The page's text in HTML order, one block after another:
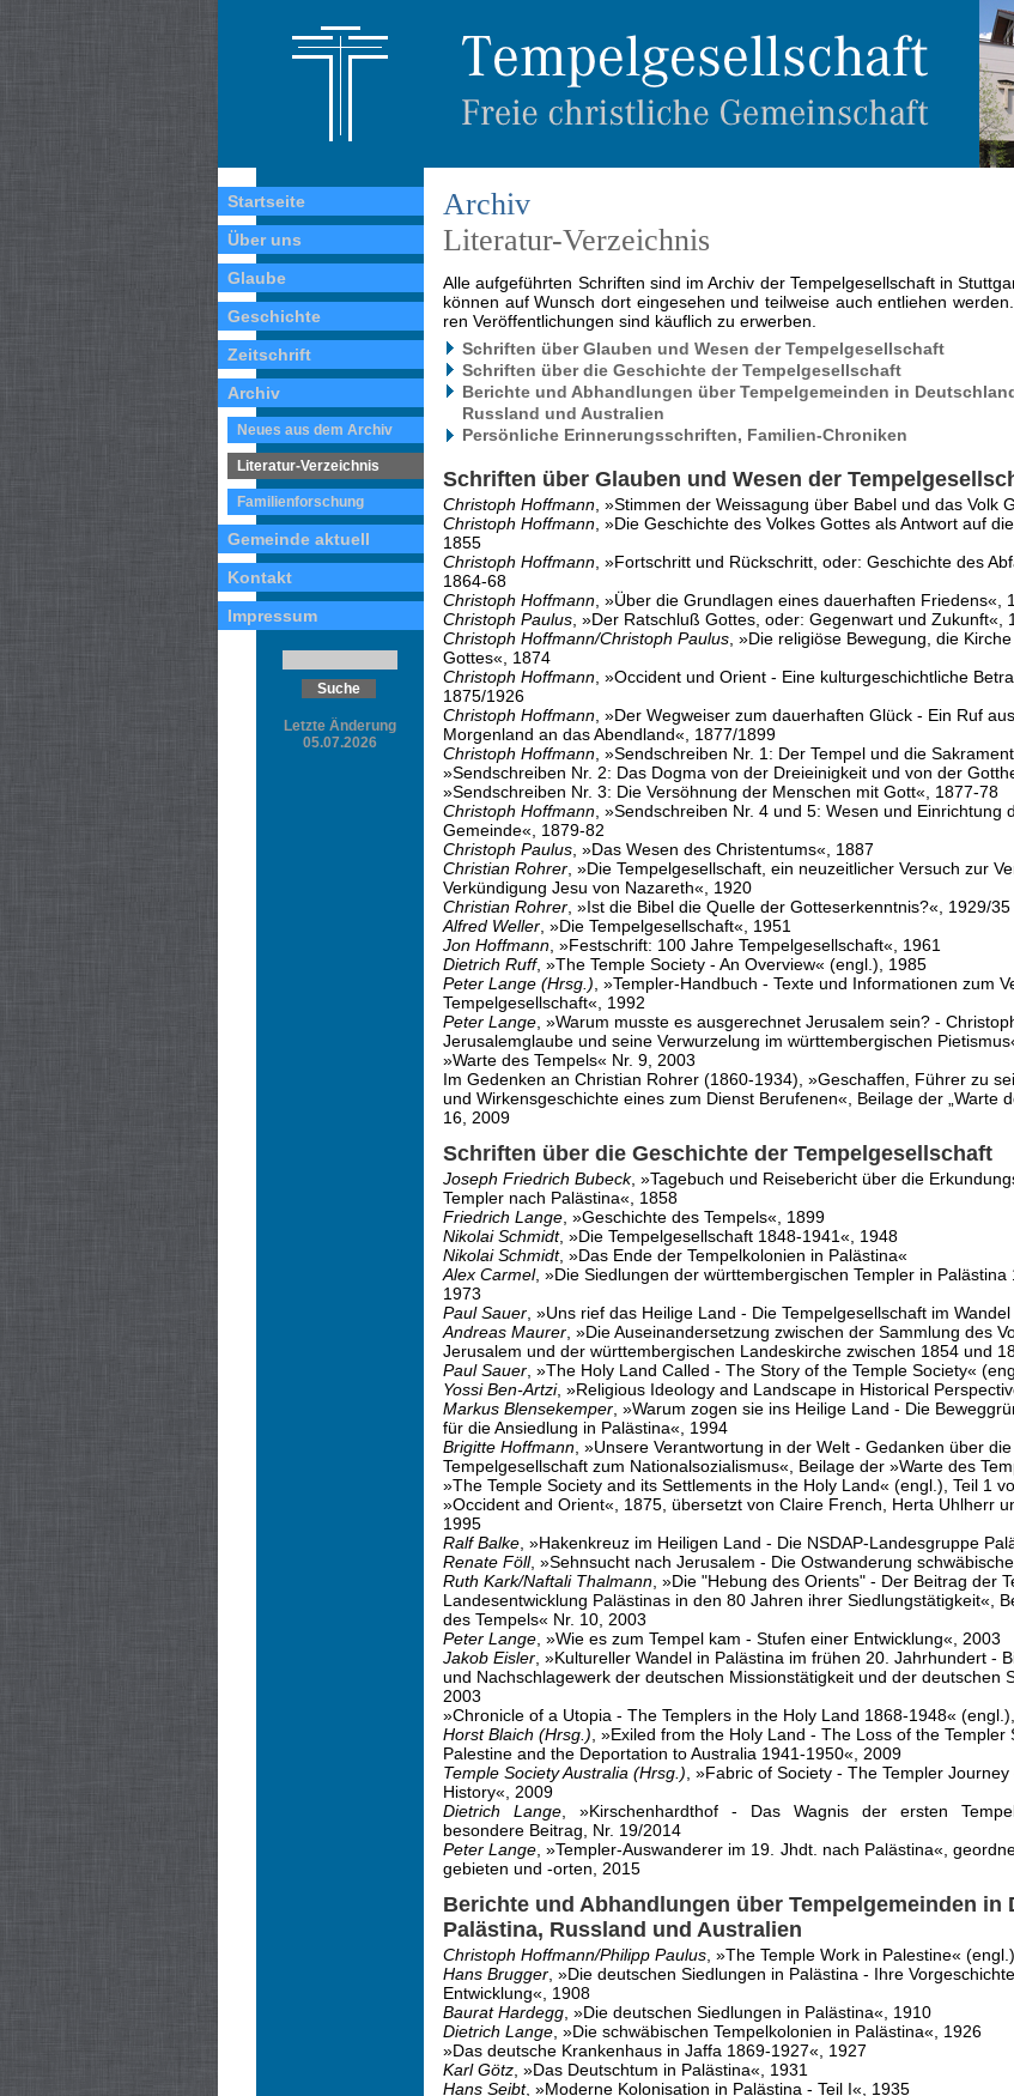
Startseite
Über uns
Glaube
Geschichte
Zeitschrift
Archiv
Neues aus dem Archiv
Literatur-Verzeichnis
Familienforschung
Gemeinde aktuell
Kontakt
Impressum
Letzte Änderung
05.07.2026
Archiv
Literatur-Verzeichnis
Alle aufgeführten Schriften sind im Archiv der Tempelgesellschaft in
können auf Wunsch dort eingesehen und teilweise auch entliehen
ren Veröffentlichungen sind käuflich zu erwerben.
Schriften über Glauben und Wesen der Tempelgesellschaft
Schriften über die Geschichte der Tempelgesellschaft
Berichte und Abhandlungen über Tempelgemeinden in
Russland und Australien
Persönliche Erinnerungsschriften, Familien-Chroniken
Schriften über Glauben und Wesen der
Christoph Hoffmann , »Stimmen der Weissagung über Babel und das Volk
Christoph Hoffmann , »Die Geschichte des Volkes Gottes als Antwort auf
1855
Christoph Hoffmann , »Fortschritt und Rückschritt, oder: Geschichte des
1864-68
Christoph Hoffmann , »Über die Grundlagen eines dauerhaften Friedens«,
Christoph Paulus , »Der Ratschluß Gottes, oder: Gegenwart und Zukunft«,
Christoph Hoffmann/Christoph Paulus , »Die religiöse Bewegung, die
Gottes«, 1874
Christoph Hoffmann , »Occident und Orient - Eine kulturgeschichtliche
1875/1926
Christoph Hoffmann , »Der Wegweiser zum dauerhaften Glück - Ein Ruf
Morgenland an das Abendland«, 1877/1899
Christoph Hoffmann , »Sendschreiben Nr. 1: Der Tempel und die
»Sendschreiben Nr. 2: Das Dogma von der Dreieinigkeit und von der
»Sendschreiben Nr. 3: Die Versöhnung der Menschen mit Gott«, 1877-78
Christoph Hoffmann , »Sendschreiben Nr. 4 und 5: Wesen und Einrichtung
Gemeinde«, 1879-82
Christoph Paulus , »Das Wesen des Christentums«, 1887
Christian Rohrer , »Die Tempelgesellschaft, ein neuzeitlicher Versuch zur
Verkündigung Jesu von Nazareth«, 1920
Christian Rohrer , »Ist die Bibel die Quelle der Gotteserkenntnis?«, 1929/35
Alfred Weller , »Die Tempelgesellschaft«, 1951
Jon Hoffmann , »Festschrift: 100 Jahre Tempelgesellschaft«, 1961
Dietrich Ruff, »The Temple Society - An Overview« (engl.), 1985
Peter Lange (Hrsg.) , »Templer-Handbuch - Texte und Informationen zum
Tempelgesellschaft«, 1992
Peter Lange , »Warum musste es ausgerechnet Jerusalem sein? -
Jerusalemglaube und seine Verwurzelung im württembergischen
»Warte des Tempels« Nr. 9, 2003
Im Gedenken an Christian Rohrer (1860-1934), »Geschaffen, Führer zu
und Wirkensgeschichte eines zum Dienst Berufenen«, Beilage der „Warte
16, 2009
Schriften über die Geschichte der Tempelgesellschaft
Joseph Friedrich Bubeck, »Tagebuch und Reisebericht über die
Templer nach Palästina«, 1858
Friedrich Lange , »Geschichte des Tempels«, 1899
Nikolai Schmidt, »Die Tempelgesellschaft 1848-1941«, 1948
Nikolai Schmidt, »Das Ende der Tempelkolonien in Palästina«
Alex Carmel, »Die Siedlungen der württembergischen Templer in Palästina
1973
Paul Sauer , »Uns rief das Heilige Land - Die Tempelgesellschaft im
Andreas Maurer , »Die Auseinandersetzung zwischen der Sammlung des
Jerusalem und der württembergischen Landeskirche zwischen 1854 und
Paul Sauer , »The Holy Land Called - The Story of the Temple Society«
Yossi Ben-Artzi, »Religious Ideology and Landscape in Historical
Markus Blensekemper , »Warum zogen sie ins Heilige Land - Die
für die Ansiedlung in Palästina«, 1994
Brigitte Hoffmann , »Unsere Verantwortung in der Welt - Gedanken über
Tempelgesellschaft zum Nationalsozialismus«, Beilage der »Warte des
»The Temple Society and its Settlements in the Holy Land« (engl.), Teil 1
»Occident and Orient«, 1875, übersetzt von Claire French, Herta Uhlherr
1995
Ralf Balke , »Hakenkreuz im Heiligen Land - Die NSDAP-Landesgruppe
Renate Föll, »Sehnsucht nach Jerusalem - Die Ostwanderung
Ruth Kark/Naftali Thalmann , »Die "Hebung des Orients" - Der Beitrag der
Landesentwicklung Palästinas in den 80 Jahren ihrer Siedlungstätigkeit«,
des Tempels« Nr. 10, 2003
Peter Lange , »Wie es zum Tempel kam - Stufen einer Entwicklung«, 2003
Jakob Eisler , »Kultureller Wandel in Palästina im frühen 20. Jahrhundert -
und Nachschlagewerk der deutschen Missionstätigkeit und der deutschen
2003
»Chronicle of a Utopia - The Templers in the Holy Land 1868-1948«
Horst Blaich (Hrsg.) , »Exiled from the Holy Land - The Loss of the Templer
Palestine and the Deportation to Australia 1941-1950«, 2009
Temple Society Australia (Hrsg.) , »Fabric of Society - The Templer
History«, 2009
Dietrich Lange , »Kirschenhardthof - Das Wagnis der ersten
besondere Beitrag, Nr. 19/2014
Peter Lange , »Templer-Auswanderer im 19. Jhdt. nach Palästina«,
gebieten und -orten, 2015
Berichte und Abhandlungen über Tempelgemeinden in
Palästina, Russland und Australien
Christoph Hoffmann/Philipp Paulus , »The Temple Work in Palestine«
Hans Brugger , »Die deutschen Siedlungen in Palästina - Ihre
Entwicklung«, 1908
Baurat Hardegg , »Die deutschen Siedlungen in Palästina«, 1910
Dietrich Lange , »Die schwäbischen Tempelkolonien in Palästina«, 1926
»Das deutsche Krankenhaus in Jaffa 1869-1927«, 1927
Karl Götz , »Das Deutschtum in Palästina«, 1931
Hans Seibt, »Moderne Kolonisation in Palästina - Teil I«, 1935